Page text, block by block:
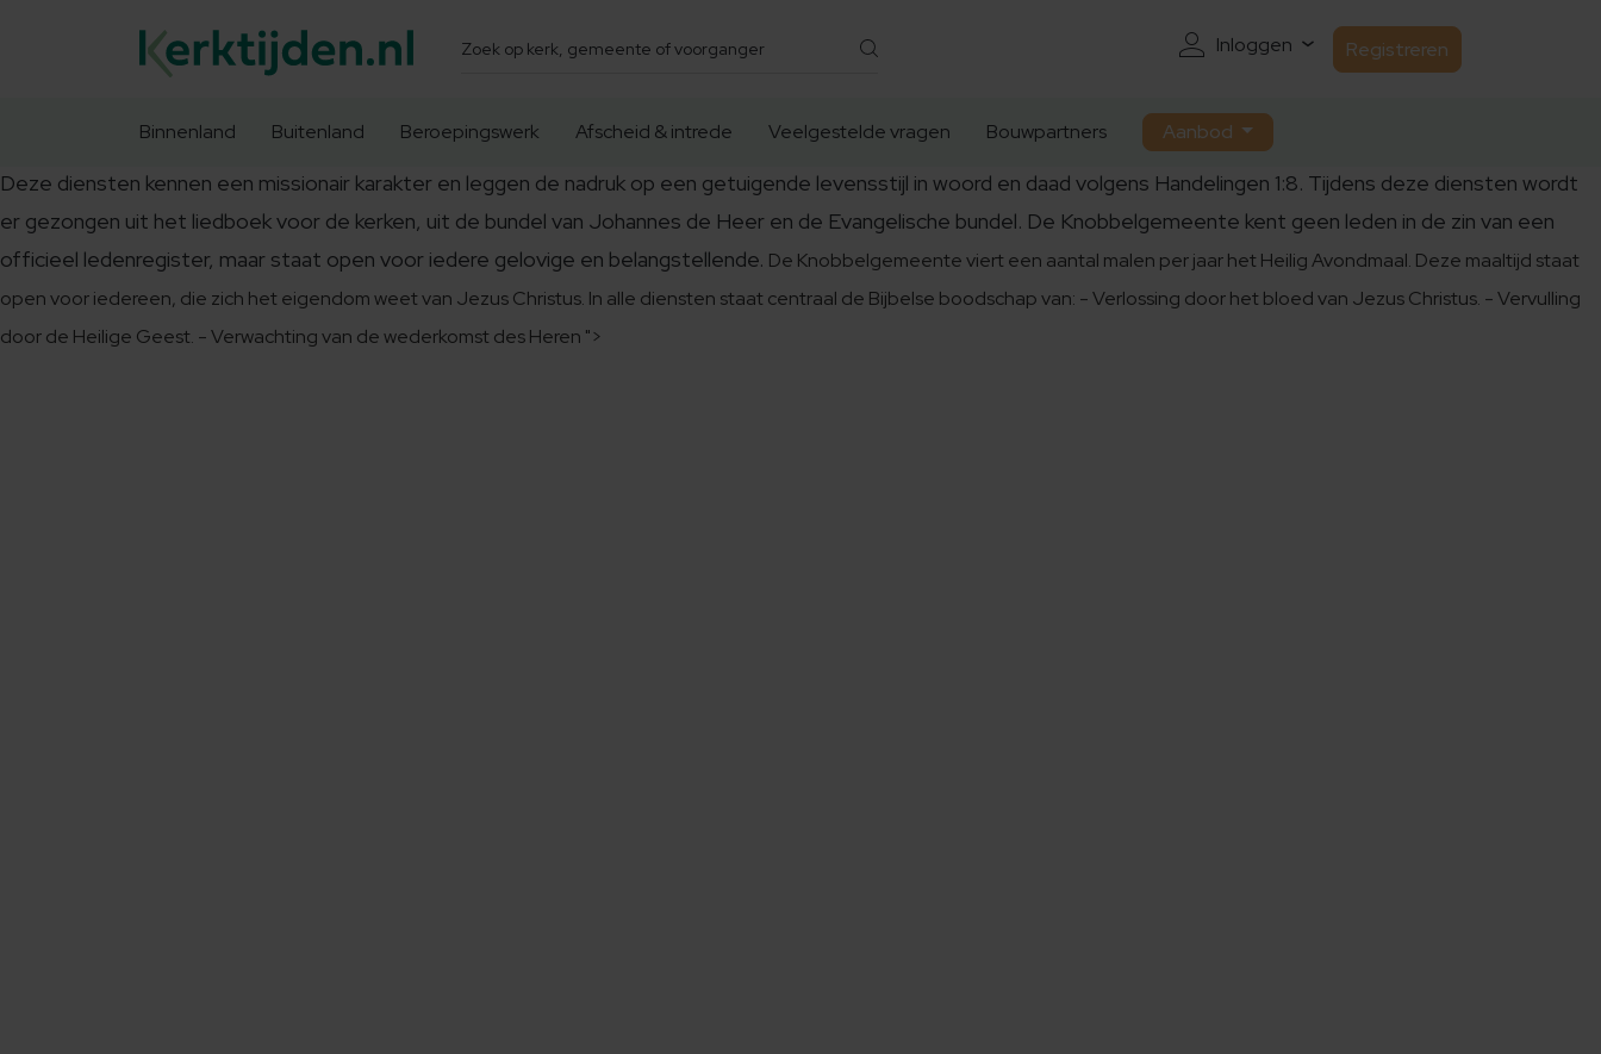
Deze diensten kennen een missionair karakter en leggen de nadruk op een getuigende levensstijl in woord en daad volgens Handelingen 1:8. Tijdens deze diensten wordt
er gezongen uit het liedboek voor de kerken, uit de bundel van Johannes de Heer en de Evangelische bundel. De Knobbelgemeente kent geen leden in de zin van een
officieel ledenregister, maar staat open voor iedere gelovige en belangstellende. De Knobbelgemeente viert een aantal malen per jaar het Heilig Avondmaal. Deze maaltijd staat
open voor iedereen, die zich het eigendom weet van Jezus Christus. In alle diensten staat centraal de Bijbelse boodschap van: - Verlossing door het bloed van Jezus Christus. - Vervulling
door de Heilige Geest. - Verwachting van de wederkomst des Heren ">
Zoeken Inloggen Registreren
Binnenland Buitenland Beroepingswerk Afscheid & intrede Veelgestelde vragen Bouwpartners Aanbod